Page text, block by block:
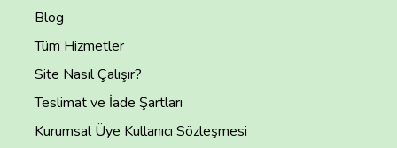
Blog
Tüm Hizmetler
Site Nasıl Çalışır?
Teslimat ve İade Şartları
Kurumsal Üye Kullanıcı Sözleşmesi